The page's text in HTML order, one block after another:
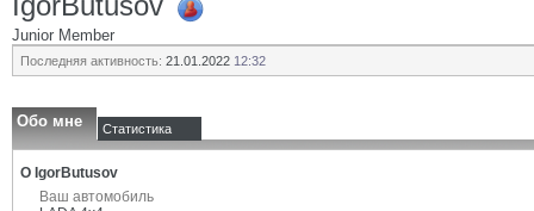
Junior Member
Последняя активность: 21.01.2022 12:32
Обо мне Статистика
О IgorButusov
Ваш автомобиль